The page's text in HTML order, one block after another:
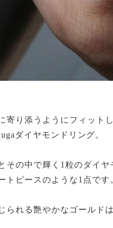
寄り添うようにフィット
ダイヤモンドリング。
その中で輝く1粒のダイ
トピースのような1点です
られる艶やかなゴールド